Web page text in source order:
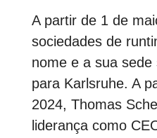
A partir de 1 de
sociedades de
nome e a sua
para Karlsruhe. A
2024, Thomas
liderança como